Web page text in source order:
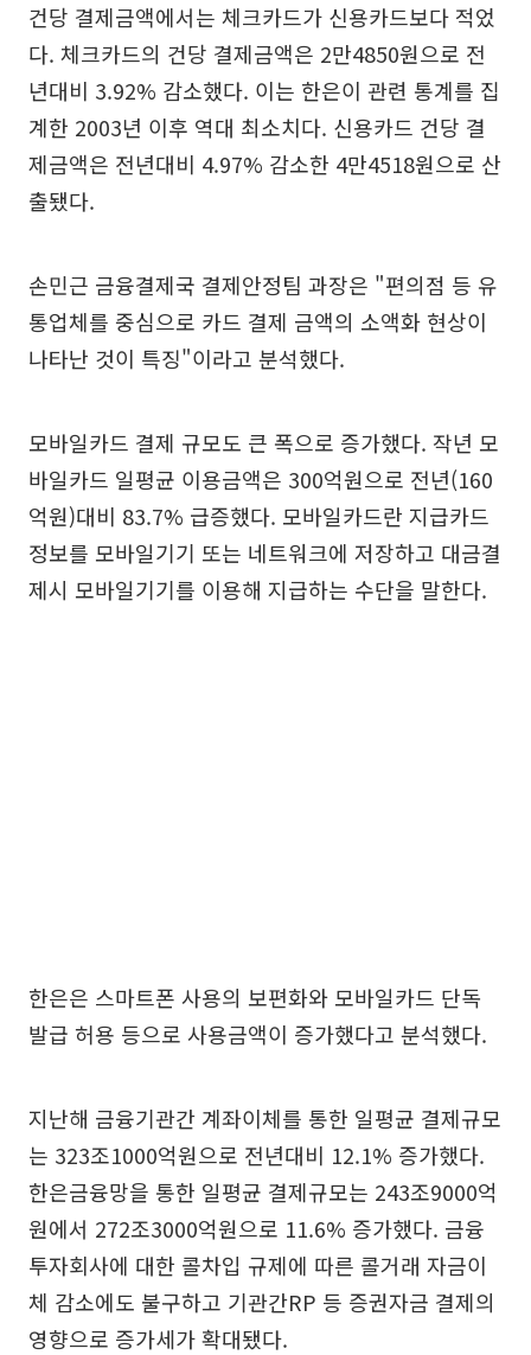
건당 결제금액에서는 체크카드가 신용카드보다 적었
다. 체크카드의 건당 결제금액은 2만4850원으로 전
년대비 3.92% 감소했다. 이는 한은이 관련 통계를 집
계한 2003년 이후 역대 최소치다. 신용카드 건당 결
제금액은 전년대비 4.97% 감소한 4만4518원으로 산
출됐다.
손민근 금융결제국 결제안정팀 과장은 "편의점 등 유
통업체를 중심으로 카드 결제 금액의 소액화 현상이
나타난 것이 특징"이라고 분석했다.
모바일카드 결제 규모도 큰 폭으로 증가했다. 작년 모
바일카드 일평균 이용금액은 300억원으로 전년(160
억원)대비 83.7% 급증했다. 모바일카드란 지급카드
정보를 모바일기기 또는 네트워크에 저장하고 대금결
제시 모바일기기를 이용해 지급하는 수단을 말한다.
한은은 스마트폰 사용의 보편화와 모바일카드 단독
발급 허용 등으로 사용금액이 증가했다고 분석했다.
지난해 금융기관간 계좌이체를 통한 일평균 결제규모
는 323조1000억원으로 전년대비 12.1% 증가했다.
한은금융망을 통한 일평균 결제규모는 243조9000억
원에서 272조3000억원으로 11.6% 증가했다. 금융
투자회사에 대한 콜차입 규제에 따른 콜거래 자금이
체 감소에도 불구하고 기관간RP 등 증권자금 결제의
영향으로 증가세가 확대됐다.